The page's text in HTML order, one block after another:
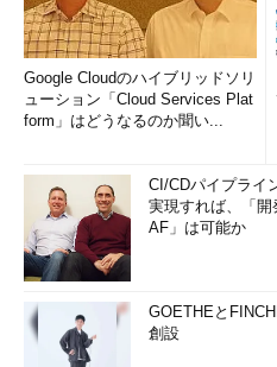
Google Cloudのハイブリッドソリ
ューション「Cloud Services Plat
form」はどうなるのか聞い...
CI/CDパイプライ
実現すれば、「
AF」は可能か
GOETHEと
創設